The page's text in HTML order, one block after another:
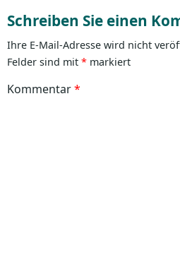
Schreiben Sie einen
Ihre E-Mail-Adresse wird nicht
Felder sind mit * markiert
Kommentar*